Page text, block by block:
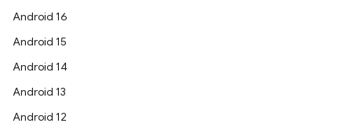
Android 16
Android 15
Android 14
Android 13
Android 12